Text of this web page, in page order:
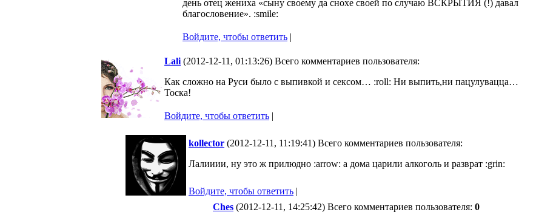
день отец жениха «сыну своему да снохе своей по случаю ВСКРЫТИЯ (!) давал
благословение». :smile:
Войдите, чтобы ответить |
Lali (2012-12-11, 01:13:26) Всего комментариев пользователя:
Как сложно на Руси было с выпивкой и сексом… :roll: Ни выпить,ни пацулувацца…
Тоска!
Войдите, чтобы ответить |
kollector (2012-12-11, 11:19:41) Всего комментариев пользователя:
Лалииии, ну это ж прилюдно :arrow: а дома царили алкоголь и разврат :grin:
Войдите, чтобы ответить |
Ches (2012-12-11, 14:25:42) Всего комментариев пользователя: 0